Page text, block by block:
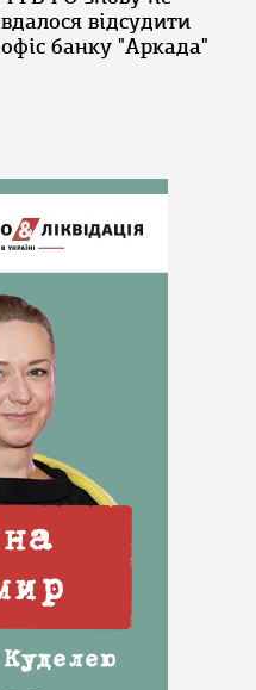
вдалося відсудити
офіс банку "Аркада"